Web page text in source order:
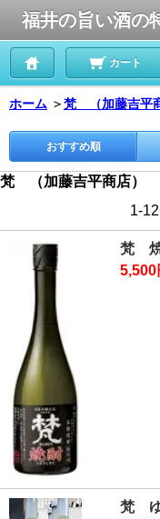
福井の旨い酒の
カート
ホーム ＞梵 （加藤吉平
おすすめ順
梵 （加藤吉平商店）
1-
梵
5,500
梵